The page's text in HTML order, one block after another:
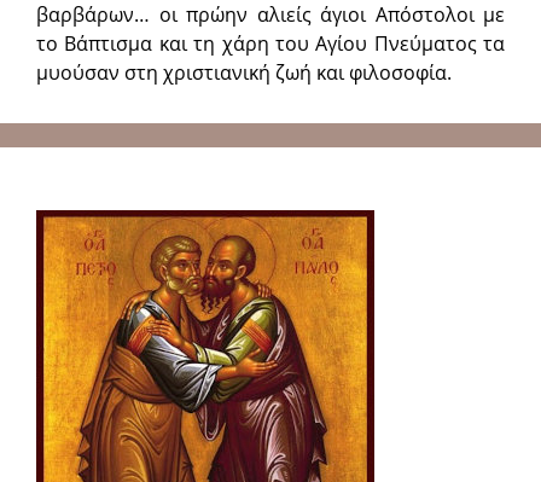
βαρβάρων… οι πρώην αλιείς άγιοι Απόστολοι με
το Βάπτισμα και τη χάρη του Αγίου Πνεύματος τα
μυούσαν στη χριστιανική ζωή και φιλοσοφία.